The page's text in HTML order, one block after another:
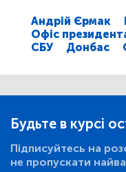
Андрій Єрмак
Офіс
СБУ
Донбас
Будьте в курсі
Підписуйтесь на
не пропускати